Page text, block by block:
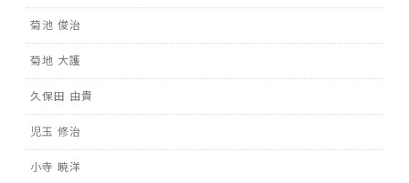
菊池 俊治
菊地 大護
久保田 由貴
児玉 修治
小寺 暁洋